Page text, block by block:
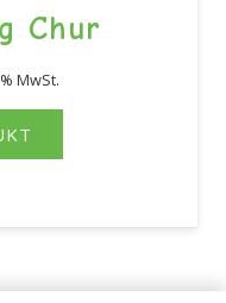
Chur
MwSt.